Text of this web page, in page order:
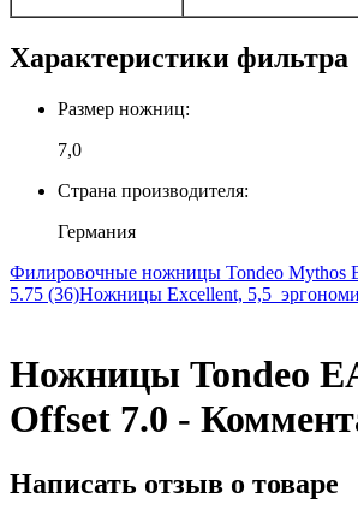
Характеристики фильтра
Размер ножниц:
7,0
Страна производителя:
Германия
Филировочные ножницы Tondeo Mythos
5.75 (36)Ножницы Excellent, 5,5
Ножницы Tondeo
Offset 7.0 -
Написать отзыв о товаре